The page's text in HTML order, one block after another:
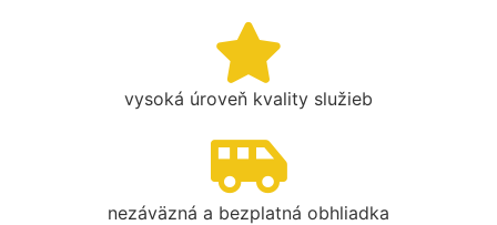
vysoká úroveň kvality služieb
nezáväzná a bezplatná obhliadka